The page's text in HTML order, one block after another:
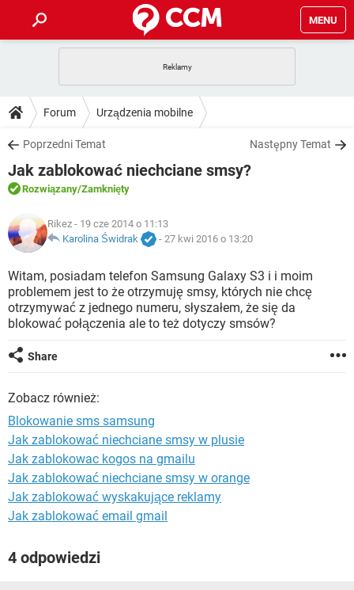
MENU
GRY WHATSAPP
SPOTIFY
INSTAGRAM FACEBOOK
WINDOWS 10
PORADY
PlayStation TIKTOK
SPOTIFY
WINDOWS 10
DO POBRANIA
ANDROID TIKTOK
GRY
IOS
INSTAGRAM
WINDOWS 10
FORUM
GRY WHATSAPP
INSTAGRAM FACEBOOK
WINDOWS 10
ARTYKUŁY
COVID-19
GRY WHATSAPP
SPOTIFY NETFLIX
INSTAGRAM FACEBOOK
WINDOWS 10
Forum Urządzenia mobilne
Poprzedni Temat Następny Temat
Jak zablokować niechciane smsy?
Rozwiązany/Zamknięty
Rikez - 19 cze 2014 o 11:13
Karolina Świdrak
- 27 kwi 2016 o 13:20
Witam, posiadam telefon Samsung Galaxy S3 i i moim
problemem jest to że otrzymuję smsy, których nie chcę
otrzymywać z jednego numeru, słyszałem, że się da
blokować połączenia ale to też dotyczy smsów?
Share
Zobacz również:
Blokowanie sms samsung
Jak zablokować niechciane smsy w plusie
Jak zablokowac kogos na gmailu
Jak zablokować niechciane smsy w orange
Jak zablokować wyskakujące reklamy
Jak zablokować email gmail
4 odpowiedzi